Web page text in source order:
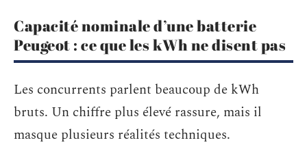
Capacité nominale d’une batterie
Peugeot : ce que les kWh ne disent pas
Les concurrents parlent beaucoup de kWh
bruts. Un chiffre plus élevé rassure, mais il
masque plusieurs réalités techniques.